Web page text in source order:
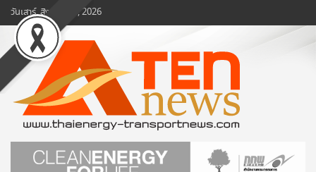
Skip
to
content
วันเสาร์, สิงหาคม 8, 2026
www.ten-news.com
ข่าวพลังงานและคมนาคม